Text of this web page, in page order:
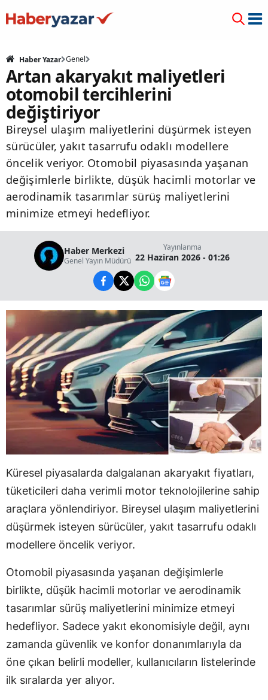
Haber Yazar Genel
Artan akaryakıt maliyetleri
otomobil tercihlerini
değiştiriyor
Bireysel ulaşım maliyetlerini düşürmek isteyen
sürücüler, yakıt tasarrufu odaklı modellere
öncelik veriyor. Otomobil piyasasında yaşanan
değişimlerle birlikte, düşük hacimli motorlar ve
aerodinamik tasarımlar sürüş maliyetlerini
minimize etmeyi hedefliyor.
Haber Merkezi
Genel Yayın Müdürü
Yayınlanma
22 Haziran 2026 - 01:26
Küresel piyasalarda dalgalanan akaryakıt fiyatları,
tüketicileri daha verimli motor teknolojilerine sahip
araçlara yönlendiriyor. Bireysel ulaşım maliyetlerini
düşürmek isteyen sürücüler, yakıt tasarrufu odaklı
modellere öncelik veriyor.
Otomobil piyasasında yaşanan değişimlerle
birlikte, düşük hacimli motorlar ve aerodinamik
tasarımlar sürüş maliyetlerini minimize etmeyi
hedefliyor. Sadece yakıt ekonomisiyle değil, aynı
zamanda güvenlik ve konfor donanımlarıyla da
öne çıkan belirli modeller, kullanıcıların listelerinde
ilk sıralarda yer alıyor.